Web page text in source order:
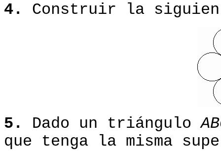
4. Construir la
5. Dado un triángulo
que tenga la misma